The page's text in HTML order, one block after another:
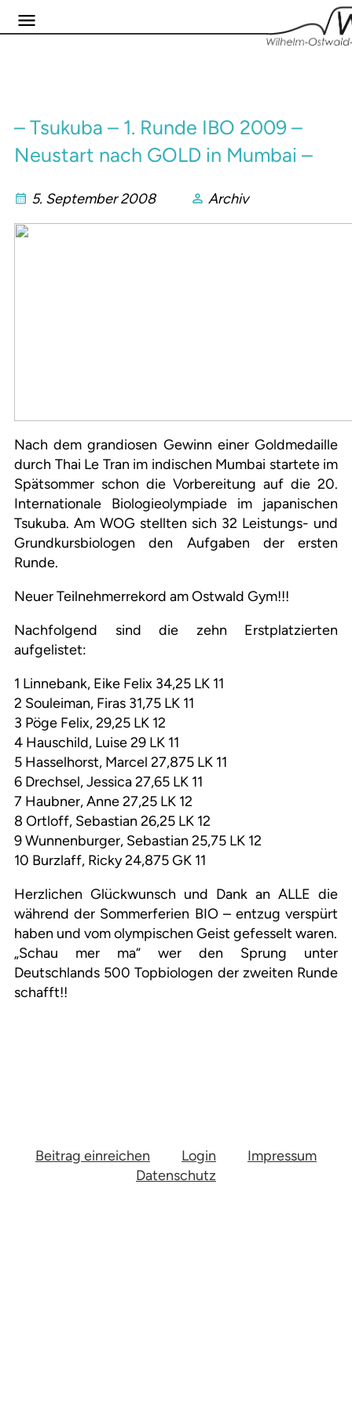
– Tsukuba – 1. Runde IBO 2009 –
Neustart nach GOLD in Mumbai –
5. September 2008 Archiv
Nach dem grandiosen Gewinn einer Goldmedaille
durch Thai Le Tran im indischen Mumbai startete im
Spätsommer schon die Vorbereitung auf die 20.
Internationale Biologieolympiade im japanischen
Tsukuba. Am WOG stellten sich 32 Leistungs- und
Grundkursbiologen den Aufgaben der ersten
Runde.
Neuer Teilnehmerrekord am Ostwald Gym!!!
Nachfolgend sind die zehn Erstplatzierten
aufgelistet:
1 Linnebank, Eike Felix 34,25 LK 11
2 Souleiman, Firas 31,75 LK 11
3 Pöge Felix, 29,25 LK 12
4 Hauschild, Luise 29 LK 11
5 Hasselhorst, Marcel 27,875 LK 11
6 Drechsel, Jessica 27,65 LK 11
7 Haubner, Anne 27,25 LK 12
8 Ortloff, Sebastian 26,25 LK 12
9 Wunnenburger, Sebastian 25,75 LK 12
10 Burzlaff, Ricky 24,875 GK 11
Herzlichen Glückwunsch und Dank an ALLE die
während der Sommerferien BIO – entzug verspürt
haben und vom olympischen Geist gefesselt waren.
„Schau mer ma“ wer den Sprung unter
Deutschlands 500 Topbiologen der zweiten Runde
schafft!!
Beitrag einreichen Login
Impressum
Datenschutz